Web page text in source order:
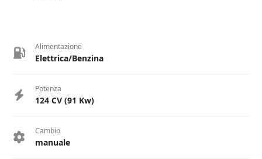
Alimentazione
Elettrica/Benzina
Potenza
124 CV (91 Kw)
Cambio
manuale